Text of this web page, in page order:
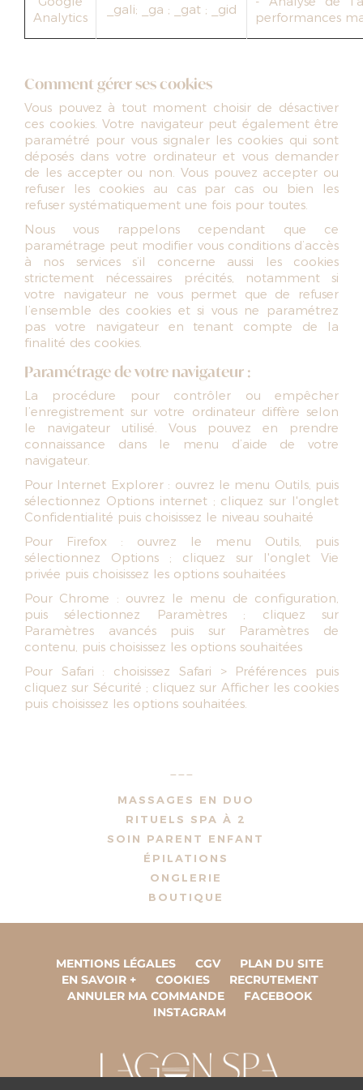
Analytics
_gali; _ga ; _gat ; _gid
performances
Comment gérer ses cookies
Vous pouvez à tout moment choisir de désactiver
ces cookies. Votre navigateur peut également être
paramétré pour vous signaler les cookies qui sont
déposés dans votre ordinateur et vous demander
de les accepter ou non. Vous pouvez accepter ou
refuser les cookies au cas par cas ou bien les
refuser systématiquement une fois pour toutes.
Nous vous rappelons cependant que ce
paramétrage peut modifier vous conditions d’accès
à nos services s’il concerne aussi les cookies
strictement nécessaires précités, notamment si
votre navigateur ne vous permet que de refuser
l’ensemble des cookies et si vous ne paramétrez
pas votre navigateur en tenant compte de la
finalité des cookies.
Paramétrage de votre navigateur :
La procédure pour contrôler ou empêcher
l’enregistrement sur votre ordinateur diffère selon
le navigateur utilisé. Vous pouvez en prendre
connaissance dans le menu d’aide de votre
navigateur.
Pour Internet Explorer : ouvrez le menu Outils, puis
sélectionnez Options internet ; cliquez sur l'onglet
Confidentialité puis choisissez le niveau souhaité
Pour Firefox : ouvrez le menu Outils, puis
sélectionnez Options ; cliquez sur l'onglet Vie
privée puis choisissez les options souhaitées
Pour Chrome : ouvrez le menu de configuration,
puis sélectionnez Paramètres ; cliquez sur
Paramètres avancés puis sur Paramètres de
contenu, puis choisissez les options souhaitées
Pour Safari : choisissez Safari > Préférences puis
cliquez sur Sécurité ; cliquez sur Afficher les cookies
puis choisissez les options souhaitées.
---
MASSAGES EN DUO
RITUELS SPA À 2
SOIN PARENT ENFANT
ÉPILATIONS
ONGLERIE
BOUTIQUE
MENTIONS LÉGALES CGV
PLAN DU SITE
EN SAVOIR +
COOKIES
RECRUTEMENT
ANNULER MA COMMANDE
FACEBOOK
INSTAGRAM